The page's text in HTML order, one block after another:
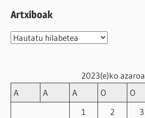
Artxiboak
Artxiboak
2023(e)ko azaroa
A
A A O O
1
2 3